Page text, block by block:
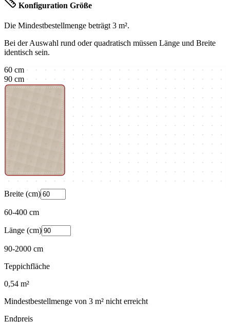
Konfiguration Größe
Die Mindestbestellmenge beträgt3 m².
Bei der Auswahl rund oder quadratisch müssen Länge und Breite
identisch sein.
60 cm
90 cm
Breite (cm)
60-400 cm
Länge (cm)
90-2000 cm
Teppichfläche
0,54 m²
Mindestbestellmenge von 3 m² nicht erreicht
Endpreis